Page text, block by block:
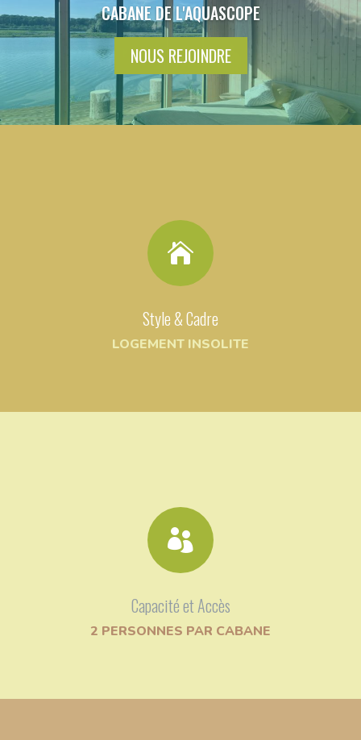
CABANE DE L'AQUASCOPE
NOUS REJOINDRE

Style & Cadre
LOGEMENT INSOLITE

Capacité et Accès
2 PERSONNES PAR CABANE